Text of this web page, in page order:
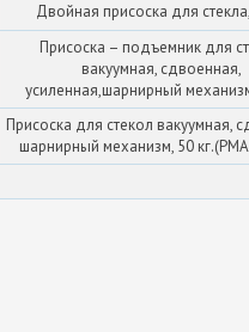
Двойная присоска для
Присоска – подъемник для
вакуумная, сдвоенная,
усиленная,шарнирный
Присоска для стекол вакуумная,
шарнирный механизм, 50